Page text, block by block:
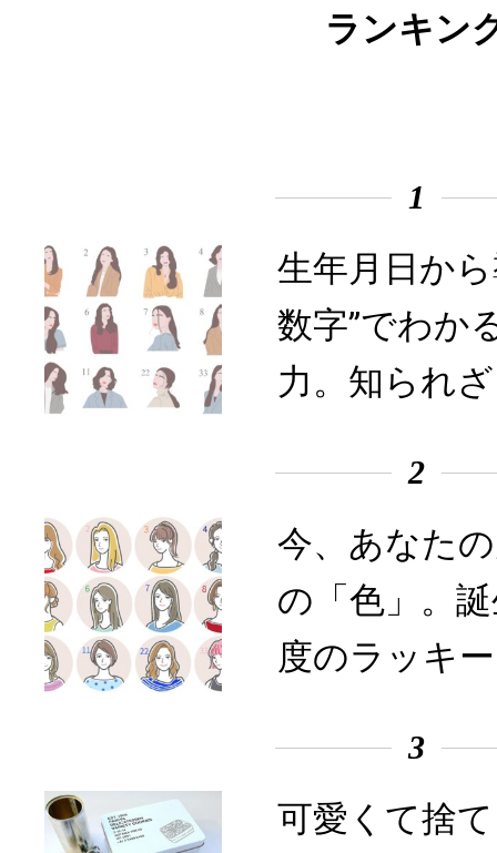
ランキン
1
生年月日か
数字”でわか
力。知られ
2
今、あなた
の「色」。
度のラッキ
3
可愛くて捨